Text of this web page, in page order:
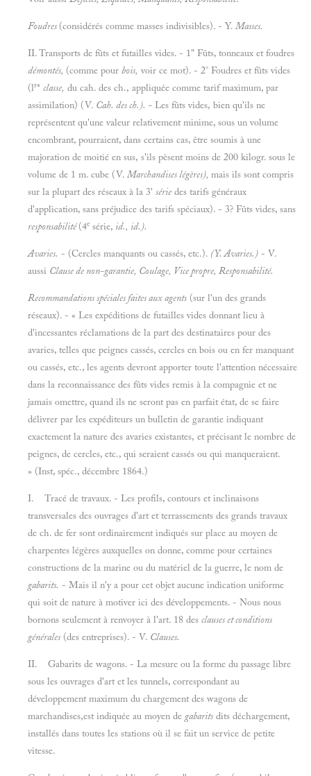
Foudres (considérés comme masses indivisibles). - Y. Masses.
II. Transports de fûts et futailles vides. - 1" Fûts, tonneaux et foudres
démontés, (comme pour bois, voir ce mot). - 2° Foudres et fûts vides
(lr* classe, du cah. des ch., appliquée comme tarif maximum, par
assimilation) (V. Cah. des ch.). - Les fûts vides, bien qu'ils ne
représentent qu'une valeur relativement minime, sous un volume
encombrant, pourraient, dans certains cas, être soumis à une
majoration de moitié en sus, s'ils pèsent moins de 200 kilogr. sous le
volume de 1 m. cube (V. Marchandises légères), mais ils sont compris
sur la plupart des réseaux à la 3' série des tarifs généraux
d'application, sans préjudice des tarifs spéciaux). - 3? Fûts vides, sans
responsabilité(4e série, id., id.).
Avaries. - (Cercles manquants ou cassés, etc.). (Y. Avaries.) - V.
aussi Clause de non-garantie, Coulage, Vice propre, Responsabilité.
Recommandations spéciales faites aux agents (sur l'un des grands
réseaux). - « Les expéditions de futailles vides donnant lieu à
d'incessantes réclamations de la part des destinataires pour des
avaries, telles que peignes cassés, cercles en bois ou en fer manquant
ou cassés, etc., les agents devront apporter toute l'attention nécessaire
dans la reconnaissance des fûts vides remis à la compagnie et ne
jamais omettre, quand ils ne seront pas en parfait état, de se faire
délivrer par les expéditeurs un bulletin de garantie indiquant
exactement la nature des avaries existantes, et précisant le nombre de
peignes, de cercles, etc., qui seraient cassés ou qui manqueraient.
» (Inst, spéc., décembre 1864.)
I. Tracé de travaux. - Les profils, contours et inclinaisons
transversales des ouvrages d'art et terrassements des grands travaux
de ch. de fer sont ordinairement indiqués sur place au moyen de
charpentes légères auxquelles on donne, comme pour certaines
constructions de la marine ou du matériel de la guerre, le nom de
gabarits. - Mais il n'y a pour cet objet aucune indication uniforme
qui soit de nature à motiver ici des développements. - Nous nous
bornons seulement à renvoyer à l'art. 18 des clauses et conditions
générales (des entreprises). - V. Clauses.
II. Gabarits de wagons. - La mesure ou la forme du passage libre
sous les ouvrages d'art et les tunnels, correspondant au
développement maximum du chargement des wagons de
marchandises,est indiquée au moyen de gabarits dits déchargement,
installés dans toutes les stations où il se fait un service de petite
vitesse.